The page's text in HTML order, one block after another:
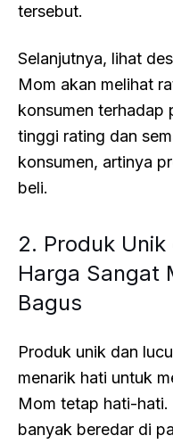
tersebut.
Selanjutnya, lihat
Mom akan melihat
konsumen terhadap
tinggi rating dan
konsumen, artinya
beli.
2. Produk
Harga Sangat
Bagus
Produk unik dan
menarik hati untuk
Mom tetap hati-hati.
banyak beredar di